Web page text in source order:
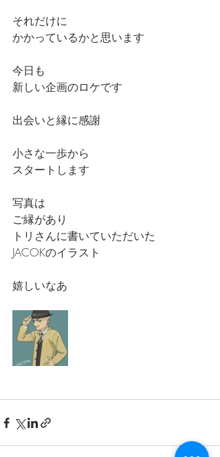
それだけに
かかっているかと思います
今日も
新しい企画のロケです
出会いと縁に感謝
小さな一歩から
スタートします
写真は
ご縁があり
トリさんに書いていただいた
JACOKのイラスト
嬉しいなあ